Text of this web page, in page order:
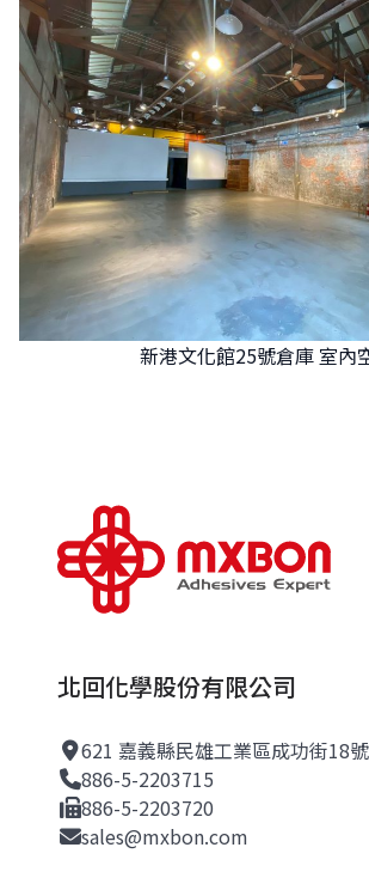
新港文化館25號倉庫 室內
北回化學股份有限公司
621 嘉義縣民雄工業區成功街18號
886-5-2203715
886-5-2203720
sales@mxbon.com